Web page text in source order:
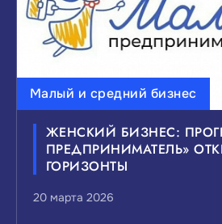
Муниципальные
Малый и средний бизнес
ЖЕНСКИЙ БИЗНЕС:
ПРЕДПРИНИМАТЕЛЬ»
ГОРИЗОНТЫ
20 марта 2026